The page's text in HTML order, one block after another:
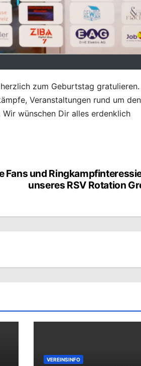
zum Geburtstag
Veranstaltungen rund um den
wünschen Dir alles erdenklich
Fans und
unseres RSV Rotation
VEREINSINFO